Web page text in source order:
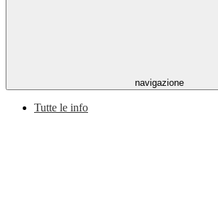
navigazione
Tutte le info